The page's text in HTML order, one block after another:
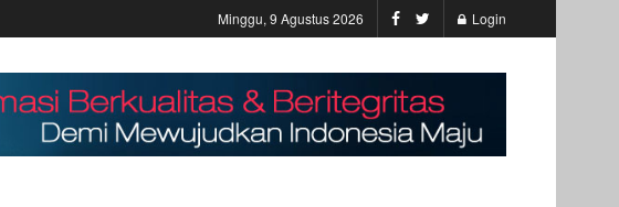
Minggu, 9 Agustus 2026 Login